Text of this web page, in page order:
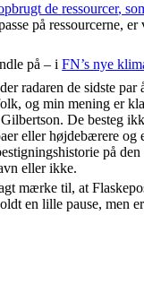
deressourcer,
på ressourcerne, er
på – iFN’s nye
radaren de sidste par
og min mening er
De besteg
eller højdebærere og
på
eller ikke.
mærke til, at
en lille pause, men